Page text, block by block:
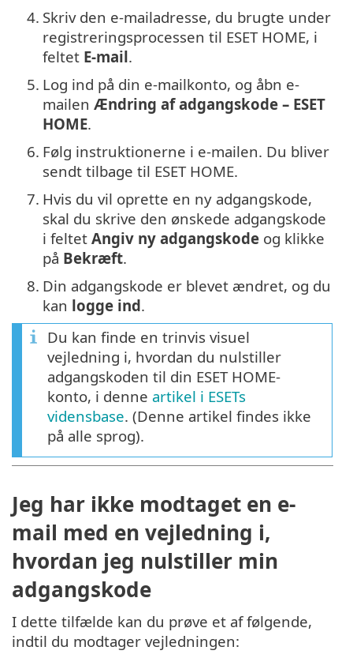
4. Skriv den e-mailadresse, du brugte under
registreringsprocessen til ESET HOME, i
feltet E-mail.
5. Log ind på din e-mailkonto, og åbn e-
mailen Ændring af adgangskode – ESET
HOME.
6. Følg instruktionerne i e-mailen. Du bliver
sendt tilbage til ESET HOME.
7. Hvis du vil oprette en ny adgangskode,
skal du skrive den ønskede adgangskode
i feltet Angiv ny adgangskode og klikke
på Bekræft.
8. Din adgangskode er blevet ændret, og du
kan logge ind.
Du kan finde en trinvis visuel
vejledning i, hvordan du nulstiller
adgangskoden til din ESET HOME-
konto, i denne artikel i ESETs
vidensbase. (Denne artikel findes ikke
på alle sprog).
Jeg har ikke modtaget en e-
mail med en vejledning i,
hvordan jeg nulstiller min
adgangskode
I dette tilfælde kan du prøve et af følgende,
indtil du modtager vejledningen: